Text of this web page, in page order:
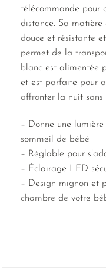
télécommande pour
distance. Sa matière
douce et résistante
permet de la
blanc est alimentée
et est parfaite pour
affronter la nuit sans
– Donne une
sommeil de bébé
– Réglable pour
– Éclairage LED
– Design mignon et
chambre de votre